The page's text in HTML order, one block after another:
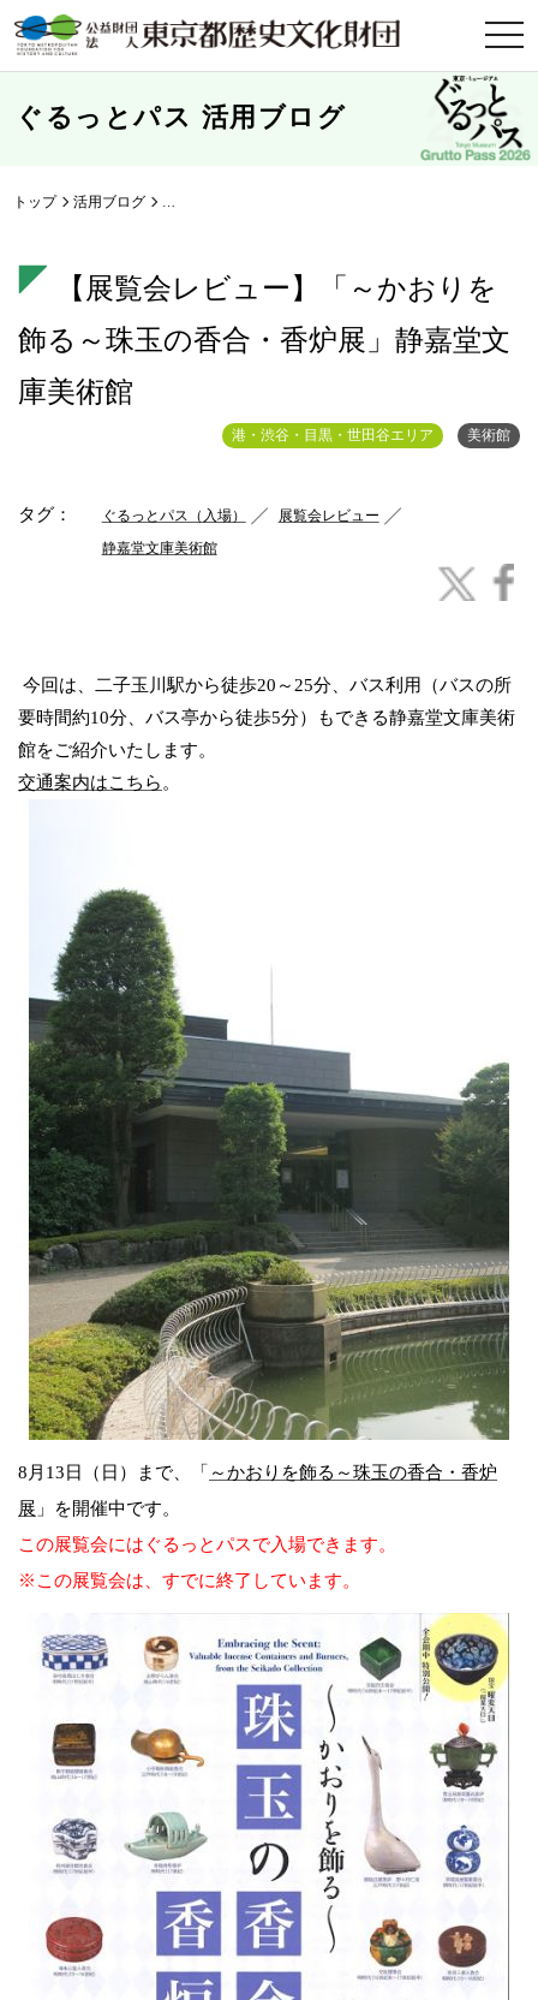
t
o
l
e
n
a
ぐるっとパス 活用ブログ
トップ 活用ブログ 【展覧会レビュー】「～かおりを飾る～珠玉の香合・香
【展覧会レビュー】「～かおりを
飾る～珠玉の香合・香炉展」静嘉堂文
庫美術館
港・渋谷・目黒・世田谷エリア 美術館
タグ： ぐるっとパス（入場）
展覧会レビュー
静嘉堂文庫美術館
今回は、二子玉川駅から徒歩20～25分、バス利用（バスの所
要時間約10分、バス亭から徒歩5分）もできる静嘉堂文庫美術
館をご紹介いたします。
交通案内はこちら 。
8月13日（日）まで、「 ～かおりを飾る～珠玉の香合・香炉
展 」を開催中です。
この展覧会にはぐるっとパスで入場できます。
※この展覧会は、すでに終了しています。